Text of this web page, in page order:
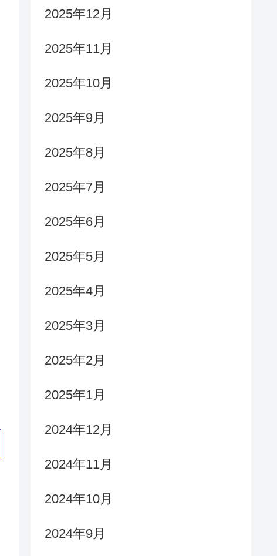
2025年12月
2025年11月
2025年10月
2025年9月
2025年8月
2025年7月
2025年6月
2025年5月
2025年4月
2025年3月
2025年2月
2025年1月
2024年12月
2024年11月
2024年10月
2024年9月